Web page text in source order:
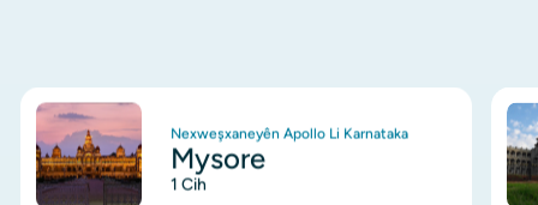
Wêne
Nexweşxaneyên Apollo Li Karnataka
Mysore
1 Cih